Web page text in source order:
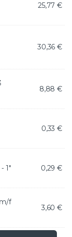
25,77€
30,36€
8,88€
0,33€
1" 0,29€
f
3,60€